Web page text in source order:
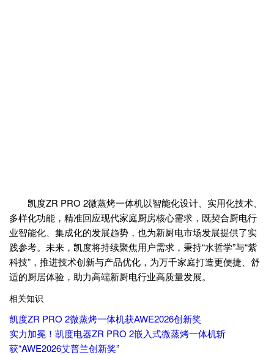
凯度ZR PRO 2微蒸烤一体机以智能化设计、实用化技术、
多样化功能，精准回应现代家庭厨房核心需求，既契合厨电行
业智能化、集成化的发展趋势，也为新厨电市场发展提供了实
践参考。未来，凯度将持续聚焦用户需求，秉持“水哲学”与“紫
科技”，推进技术创新与产品优化，为万千家庭打造更便捷、舒
适的厨居体验，助力高端新厨电行业高质量发展。
相关知识
凯度ZR PRO 2微蒸烤一体机获AWE2026创新奖
实力加冕！凯度电器ZR PRO 2嵌入式微蒸烤一体机斩
获“AWE2026艾普兰创新奖”